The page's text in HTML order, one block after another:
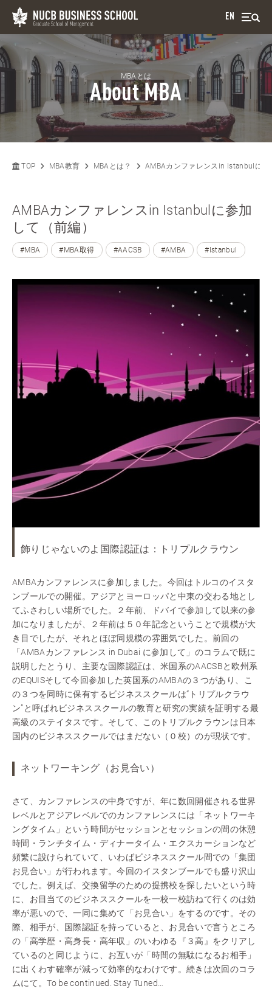
EN
MBAとは
About MBA
TOP MBA教育 MBAとは？ AMBAカンファレンスin Istanbulに参
AMBAカンファレンスin Istanbulに参加
して（前編）
#MBA #MBA取得 #AACSB #AMBA #Istanbul
飾りじゃないのよ国際認証は：トリプルクラウン
AMBAカンファレンスに参加しました。今回はトルコのイスタ
ンブールでの開催。アジアとヨーロッパと中東の交わる地とし
てふさわしい場所でした。２年前、ドバイで参加して以来の参
加になりましたが、２年前は５０年記念ということで規模が大
き目でしたが、それとほぼ同規模の雰囲気でした。前回の
「AMBAカンファレンス in Dubai に参加して」のコラムで既に
説明したとうり、主要な国際認証は、米国系のAACSBと欧州系
のEQUISそして今回参加した英国系のAMBAの３つがあり、こ
の３つを同時に保有するビジネススクールは“トリプルクラウ
ン”と呼ばれビジネススクールの教育と研究の実績を証明する最
高級のステイタスです。そして、このトリプルクラウンは日本
国内のビジネススクールではまだない（０校）のが現状です。
ネットワーキング（お見合い）
さて、カンファレンスの中身ですが、年に数回開催される世界
レベルとアジアレベルでのカンファレンスには「ネットワーキ
ングタイム」という時間がセッションとセッションの間の休憩
時間・ランチタイム・ディナータイム・エクスカーションなど
頻繁に設けられていて、いわばビジネススクール間での「集団
お見合い」が行われます。今回のイスタンブールでも盛り沢山
でした。例えば、交換留学のための提携校を探したいという時
に、お目当てのビジネススクールを一校一校訪ねて行くのは効
率が悪いので、一同に集めて「お見合い」をするのです。その
際、相手が、国際認証を持っていると、お見合いで言うところ
の「高学歴・高身長・高年収」のいわゆる『３高』をクリアし
ているのと同じように、お互いが「時間の無駄になるお相手」
に出くわす確率が減って効率的なわけです。続きは次回のコラ
ムにて。To be continued. Stay Tuned…